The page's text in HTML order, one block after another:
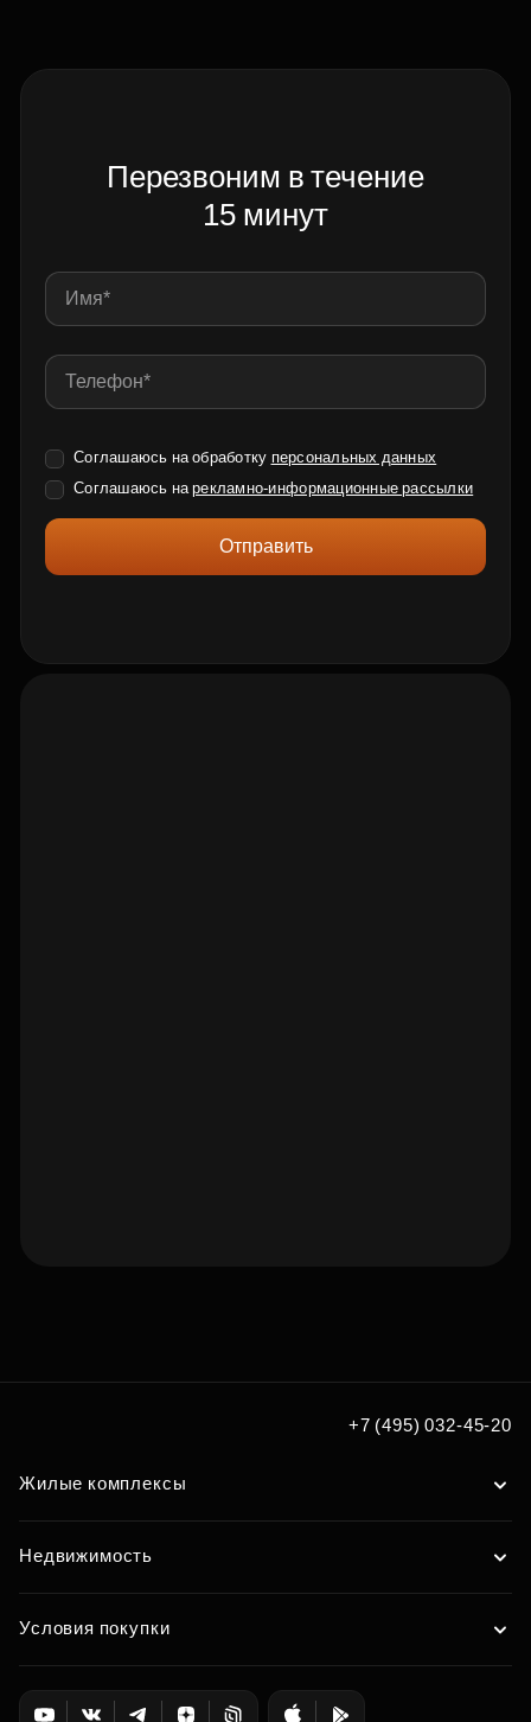
Перезвоним в течение
15 минут
Соглашаюсь на обработку персональных данных
Соглашаюсь нарекламно-информационные рассылки
Отправить
+7 (495) 032-45-20
Жилые комплексы
Недвижимость
Условия покупки